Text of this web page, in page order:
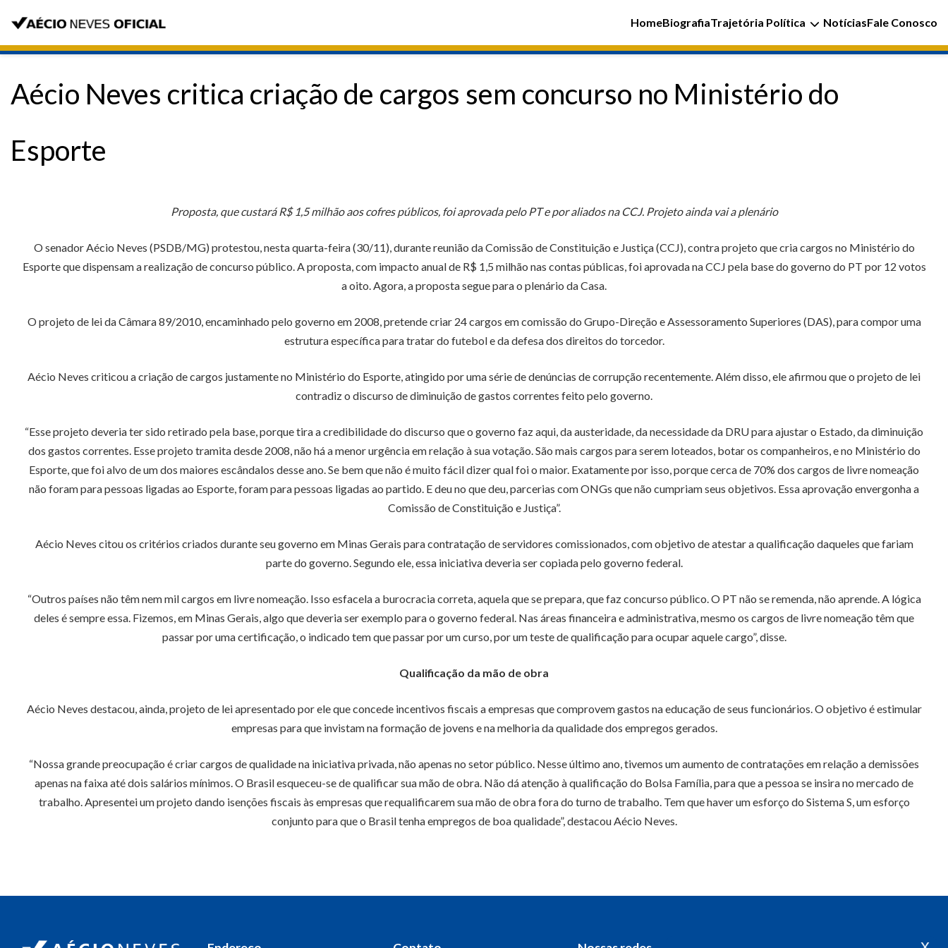
HomeBiografiaTrajetória Política NotíciasFale Conosco
Aécio Neves critica criação de cargos sem concurso no Ministério do
Esporte
Proposta, que custará R$ 1,5 milhão aos cofres públicos, foi aprovada pelo PT e por aliados na CCJ. Projeto ainda vai a plenário
O senador Aécio Neves (PSDB/MG) protestou, nesta quarta-feira (30/11), durante reunião da Comissão de Constituição e Justiça (CCJ), contra projeto que cria cargos no Ministério do
Esporte que dispensam a realização de concurso público. A proposta, com impacto anual de R$ 1,5 milhão nas contas públicas, foi aprovada na CCJ pela base do governo do PT por 12 votos
a oito. Agora, a proposta segue para o plenário da Casa.
O projeto de lei da Câmara 89/2010, encaminhado pelo governo em 2008, pretende criar 24 cargos em comissão do Grupo-Direção e Assessoramento Superiores (DAS), para compor uma
estrutura específica para tratar do futebol e da defesa dos direitos do torcedor.
Aécio Neves criticou a criação de cargos justamente no Ministério do Esporte, atingido por uma série de denúncias de corrupção recentemente. Além disso, ele afirmou que o projeto de lei
contradiz o discurso de diminuição de gastos correntes feito pelo governo.
“Esse projeto deveria ter sido retirado pela base, porque tira a credibilidade do discurso que o governo faz aqui, da austeridade, da necessidade da DRU para ajustar o Estado, da diminuição
dos gastos correntes. Esse projeto tramita desde 2008, não há a menor urgência em relação à sua votação. São mais cargos para serem loteados, botar os companheiros, e no Ministério do
Esporte, que foi alvo de um dos maiores escândalos desse ano. Se bem que não é muito fácil dizer qual foi o maior. Exatamente por isso, porque cerca de 70% dos cargos de livre nomeação
não foram para pessoas ligadas ao Esporte, foram para pessoas ligadas ao partido. E deu no que deu, parcerias com ONGs que não cumpriam seus objetivos. Essa aprovação envergonha a
Comissão de Constituição e Justiça”.
Aécio Neves citou os critérios criados durante seu governo em Minas Gerais para contratação de servidores comissionados, com objetivo de atestar a qualificação daqueles que fariam
parte do governo. Segundo ele, essa iniciativa deveria ser copiada pelo governo federal.
“Outros países não têm nem mil cargos em livre nomeação. Isso esfacela a burocracia correta, aquela que se prepara, que faz concurso público. O PT não se remenda, não aprende. A lógica
deles é sempre essa. Fizemos, em Minas Gerais, algo que deveria ser exemplo para o governo federal. Nas áreas financeira e administrativa, mesmo os cargos de livre nomeação têm que
passar por uma certificação, o indicado tem que passar por um curso, por um teste de qualificação para ocupar aquele cargo”, disse.
Qualificação da mão de obra
Aécio Neves destacou, ainda, projeto de lei apresentado por ele que concede incentivos fiscais a empresas que comprovem gastos na educação de seus funcionários. O objetivo é estimular
empresas para que invistam na formação de jovens e na melhoria da qualidade dos empregos gerados.
“Nossa grande preocupação é criar cargos de qualidade na iniciativa privada, não apenas no setor público. Nesse último ano, tivemos um aumento de contratações em relação a demissões
apenas na faixa até dois salários mínimos. O Brasil esqueceu-se de qualificar sua mão de obra. Não dá atenção à qualificação do Bolsa Família, para que a pessoa se insira no mercado de
trabalho. Apresentei um projeto dando isenções fiscais às empresas que requalificarem sua mão de obra fora do turno de trabalho. Tem que haver um esforço do Sistema S, um esforço
conjunto para que o Brasil tenha empregos de boa qualidade”, destacou Aécio Neves.